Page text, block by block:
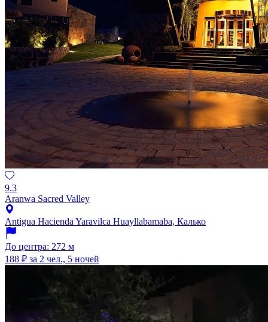
9.3
Aranwa Sacred Valley
Antigua Hacienda Yaravilca Huayllabamaba, Калько
До центра: 272 м
188 ₽ за 2 чел., 5 ночей